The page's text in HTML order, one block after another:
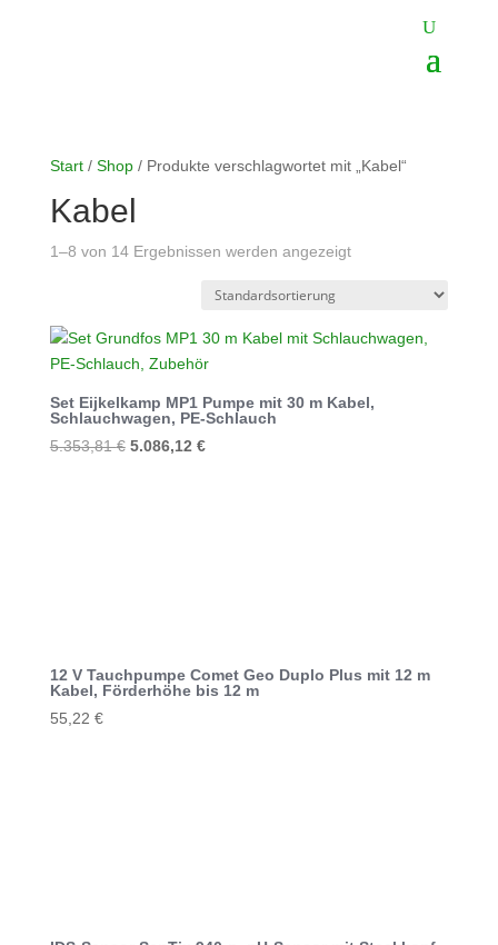
Start/ Shop/ Produkte verschlagwortet mit „Kabel“
Kabel
1–8 von 14 Ergebnissen werden angezeigt
Set Eijkelkamp MP1 Pumpe mit 30 m Kabel,
Schlauchwagen, PE-Schlauch
5.353,81€ Ursprünglicher
5.086,12 €Aktueller
12 V Tauchpumpe Comet Geo Duplo Plus mit 12 m
Kabel, Förderhöhe bis 12 m
55,22 €